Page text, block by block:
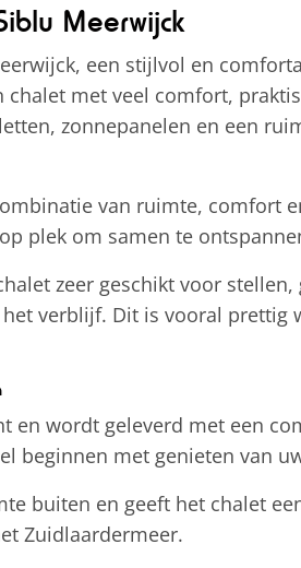
Meerwijck
een stijlvol en
met veel comfort,
zonnepanelen en een
van ruimte,
plek om samen te
zeer geschikt voor
verblijf. Dit is vooral
en wordt geleverd met een
beginnen met genieten van
buiten en geeft het chalet
Zuidlaardermeer.